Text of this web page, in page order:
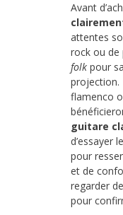
Avant
attentes
rock ou de
folk pour
projection.
flamenco
guitare
d’essayer
pour
et de
regarder
pour